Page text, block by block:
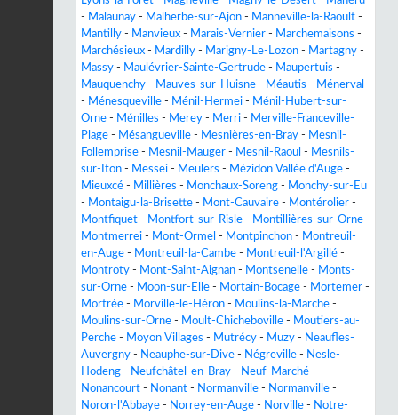
- Malaunay - Malherbe-sur-Ajon - Manneville-la-Raoult -
Mantilly - Manvieux - Marais-Vernier - Marchemaisons -
Marchésieux - Mardilly - Marigny-Le-Lozon - Martagny -
Massy - Maulévrier-Sainte-Gertrude - Maupertuis -
Mauquenchy - Mauves-sur-Huisne - Méautis - Ménerval
- Ménesqueville - Ménil-Hermei - Ménil-Hubert-sur-
Orne - Ménilles - Merey - Merri - Merville-Franceville-
Plage - Mésangueville - Mesnières-en-Bray - Mesnil-
Follemprise - Mesnil-Mauger - Mesnil-Raoul - Mesnils-
sur-Iton - Messei - Meulers - Mézidon Vallée d'Auge -
Mieuxcé - Millières - Monchaux-Soreng - Monchy-sur-Eu
- Montaigu-la-Brisette - Mont-Cauvaire - Montérolier -
Montfiquet - Montfort-sur-Risle - Montillières-sur-Orne -
Montmerrei - Mont-Ormel - Montpinchon - Montreuil-
en-Auge - Montreuil-la-Cambe - Montreuil-l'Argillé -
Montroty - Mont-Saint-Aignan - Montsenelle - Monts-
sur-Orne - Moon-sur-Elle - Mortain-Bocage - Mortemer -
Mortrée - Morville-le-Héron - Moulins-la-Marche -
Moulins-sur-Orne - Moult-Chicheboville - Moutiers-au-
Perche - Moyon Villages - Mutrécy - Muzy - Neaufles-
Auvergny - Neauphe-sur-Dive - Négreville - Nesle-
Hodeng - Neufchâtel-en-Bray - Neuf-Marché -
Nonancourt - Nonant - Normanville - Normanville -
Noron-l'Abbaye - Norrey-en-Auge - Norville - Notre-